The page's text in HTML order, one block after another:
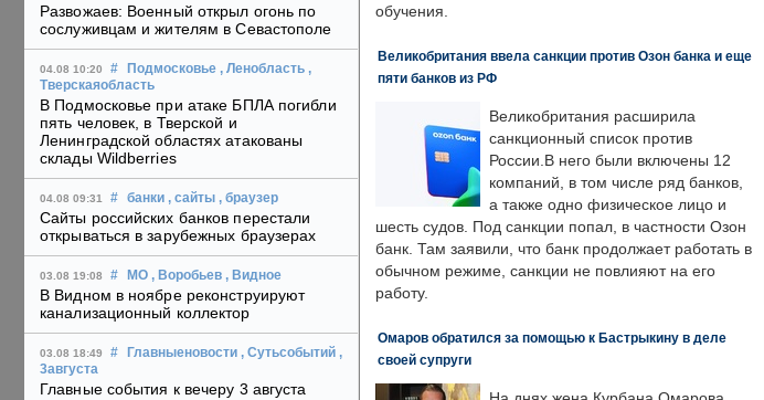
Развожаев: Военный открыл огонь по
сослуживцам и жителям в Севастополе
04.08 10:20 # Подмосковье , Ленобласть ,
Тверскаяобласть
В Подмосковье при атаке БПЛА погибли
пять человек, в Тверской и
Ленинградской областях атакованы
склады Wildberries
04.08 09:31 # банки , сайты , браузер
Сайты российских банков перестали
открываться в зарубежных браузерах
03.08 19:08 # МО , Воробьев , Видное
В Видном в ноябре реконструируют
канализационный коллектор
03.08 18:49 # Главныеновости , Сутьсобытий ,
3августа
Главные события к вечеру 3 августа
обучения.
Великобритания ввела санкции против Озон банка и еще
пяти банков из РФ
Великобритания расширила
санкционный список против
России.В него были включены 12
компаний, в том числе ряд банков,
а также одно физическое лицо и
шесть судов. Под санкции попал, в частности Озон
банк. Там заявили, что банк продолжает работать в
обычном режиме, санкции не повлияют на его
работу.
Омаров обратился за помощью к Бастрыкину в деле
своей супруги